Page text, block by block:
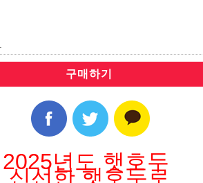
2025년도 햇호두
신선한 햇호두로